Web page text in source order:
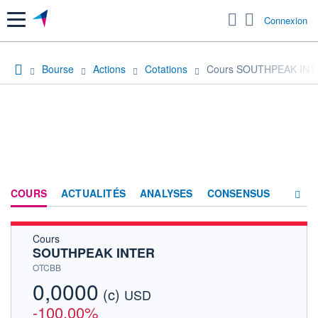
Menu Connexion
Bourse Actions Cotations Cours SOUTHPEAK
COURS ACTUALITÉS ANALYSES CONSENSUS
Cours
SOUTHPEAK INTER
OTCBB
0,0000 (c) USD
-100,00%